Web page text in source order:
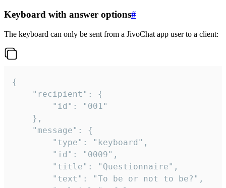
Keyboard with answer options#
The keyboard can only be sent from a JivoChat app user to a client:
{